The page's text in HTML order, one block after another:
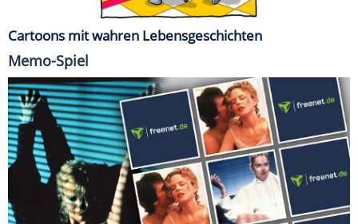
Cartoons mit wahren Lebensgeschichten
Memo-Spiel